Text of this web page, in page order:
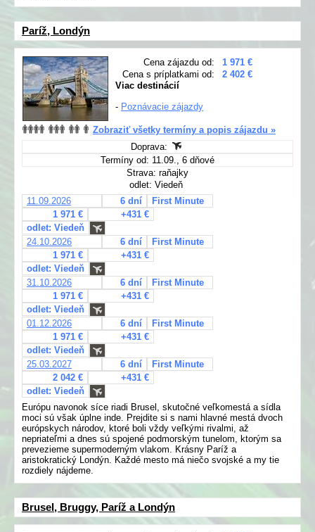
Paríž, Londýn
Cena zájazdu od:
1 971 €
Cena s príplatkami od:
2 402 €
Viac destinácií
- Poznávacie zájazdy
Zobraziť všetky termíny a popis zájazdu »
Doprava:
Termíny od: 11.09., 6 dňové
Strava: raňajky
odlet: Viedeň
11.09.2026
6 dní
First Minute
1 971 €
+431 €
odlet: Viedeň
24.10.2026
6 dní
First Minute
1 971 €
+431 €
odlet: Viedeň
31.10.2026
6 dní
First Minute
1 971 €
+431 €
odlet: Viedeň
01.12.2026
6 dní
First Minute
1 971 €
+431 €
odlet: Viedeň
25.03.2027
6 dní
First Minute
2 042 €
+431 €
odlet: Viedeň
Európu navonok síce riadi Brusel, skutočné veľkomestá a sídla
moci sú však úplne inde. Prejdite si s nami hlavné mestá dvoch
európskych národov, ktoré boli vždy veľkými rivalmi, až
nepriateľmi a dnes sú spojené podmorským tunelom, ktorým sa
prevezieme supermoderným vlakom. Krásny Paríž a
aristokratický Londýn. Každé mesto má niečo svojské a my tie
rozdiely nájdeme.
Brusel, Bruggy, Paríž a Londýn